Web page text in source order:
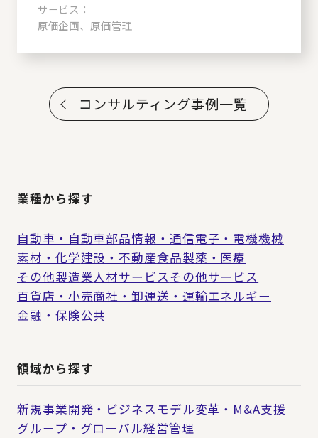
サービス：
原価企画、原価管理
コンサルティング事例一覧
業種から探す
自動車・自動車部品情報・通信電子・電機機械
素材・化学建設・不動産食品製薬・医療
その他製造業人材サービスその他サービス
百貨店・小売商社・卸運送・運輸エネルギー
金融・保険公共
領域から探す
新規事業開発・ビジネスモデル変革・M&A支援
グループ・グローバル経営管理